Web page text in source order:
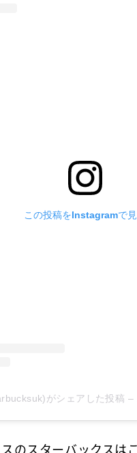
この投稿をInstagramで
がシェアした投稿 –